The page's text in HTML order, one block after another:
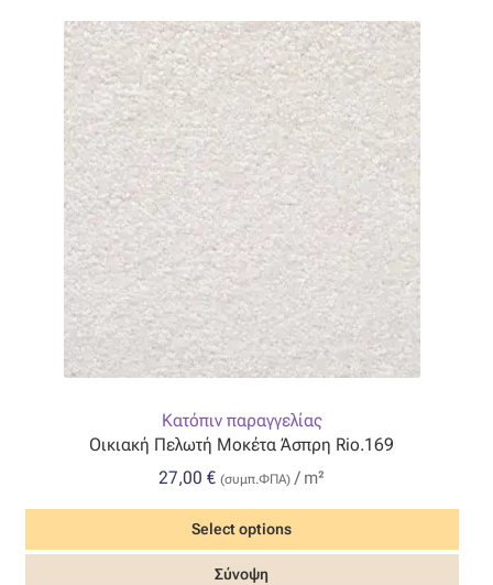
Οργάντζα
Οργάντζα διπλή
Οργάντζα με κέντημα
Οργάντζα με ταφτά
Οργάντζα με φλοκ
Οργάντζα μεταξωτή
Οργάντζα τσαλακωτή
Σενίλ
Κατόπιν παραγγελίας
Οικιακή Πελωτή Μοκέτα Άσπρη Rio.169
27,00€ (συμπ.ΦΠΑ) / m²
Select options
Σύνοψη